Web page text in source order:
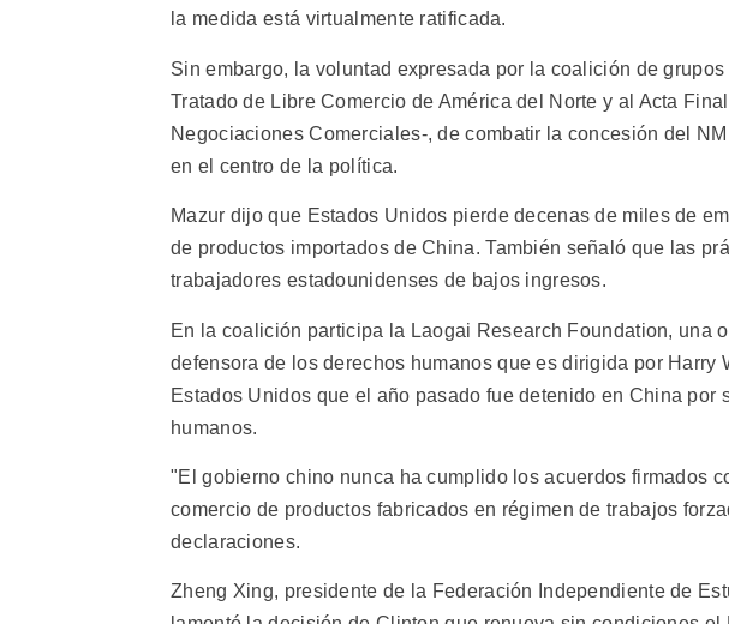
la medida está virtualmente ratificada.
Sin embargo, la voluntad expresada por la coalición de
Tratado de Libre Comercio de América del Norte y al Acta
Negociaciones Comerciales-, de combatir la concesión del
en el centro de la política.
Mazur dijo que Estados Unidos pierde decenas de miles de
de productos importados de China. También señaló que las
trabajadores estadounidenses de bajos ingresos.
En la coalición participa la Laogai Research Foundation, una
defensora de los derechos humanos que es dirigida por Harry
Estados Unidos que el año pasado fue detenido en China por
humanos.
"El gobierno chino nunca ha cumplido los acuerdos firmados
comercio de productos fabricados en régimen de trabajos
declaraciones.
Zheng Xing, presidente de la Federación Independiente de